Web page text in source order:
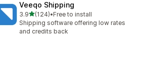
Veeqo Shipping
3.95つ星中
(124)
合計レビュー数：124件
•Free to install
Shipping software offering low rates
and credits back